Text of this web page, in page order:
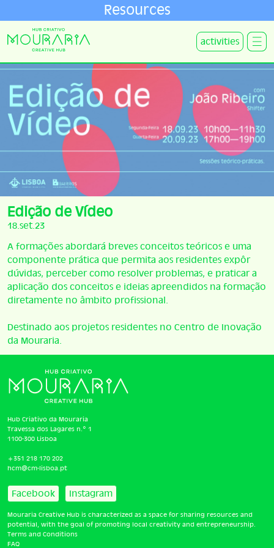
Resources
activities
Edição de Vídeo
18.set.23
A formações abordará breves conceitos teóricos e uma
componente prática que permita aos residentes expôr
dúvidas, perceber como resolver problemas, e praticar a
aplicação dos conceitos e ideias apreendidos na formação
diretamente no âmbito profissional.
Destinado aos projetos residentes no Centro de Inovação
da Mouraria.
Hub Criativo da Mouraria
Travessa dos Lagares n.º 1
1100-300 Lisboa
+351 218 170 202
hcm@cm-lisboa.pt
Facebook Instagram
Mouraria Creative Hub is characterized as a space for sharing resources and
potential, with the goal of promoting local creativity and entrepreneurship.
Terms and Conditions
FAQ